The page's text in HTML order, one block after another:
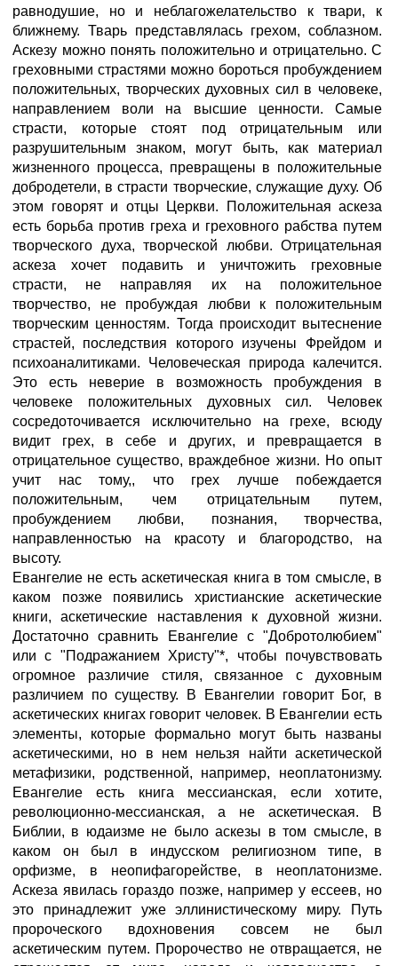
равнодушие, но и неблагожелательство к твари, к
ближнему. Тварь представлялась грехом, соблазном.
Аскезу можно понять положительно и отрицательно. С
греховными страстями можно бороться пробуждением
положительных, творческих духовных сил в человеке,
направлением воли на высшие ценности. Самые
страсти, которые стоят под отрицательным или
разрушительным знаком, могут быть, как материал
жизненного процесса, превращены в положительные
добродетели, в страсти творческие, служащие духу. Об
этом говорят и отцы Церкви. Положительная аскеза
есть борьба против греха и греховного рабства путем
творческого духа, творческой любви. Отрицательная
аскеза хочет подавить и уничтожить греховные
страсти, не направляя их на положительное
творчество, не пробуждая любви к положительным
творческим ценностям. Тогда происходит вытеснение
страстей, последствия которого изучены Фрейдом и
психоаналитиками. Человеческая природа калечится.
Это есть неверие в возможность пробуждения в
человеке положительных духовных сил. Человек
сосредоточивается исключительно на грехе, всюду
видит грех, в себе и других, и превращается в
отрицательное существо, враждебное жизни. Но опыт
учит нас тому,, что грех лучше побеждается
положительным, чем отрицательным путем,
пробуждением любви, познания, творчества,
направленностью на красоту и благородство, на
высоту.
Евангелие не есть аскетическая книга в том смысле, в
каком позже появились христианские аскетические
книги, аскетические наставления к духовной жизни.
Достаточно сравнить Евангелие с "Добротолюбием"
или с "Подражанием Христу"*, чтобы почувствовать
огромное различие стиля, связанное с духовным
различием по существу. В Евангелии говорит Бог, в
аскетических книгах говорит человек. В Евангелии есть
элементы, которые формально могут быть названы
аскетическими, но в нем нельзя найти аскетической
метафизики, родственной, например, неоплатонизму.
Евангелие есть книга мессианская, если хотите,
революционно-мессианская, а не аскетическая. В
Библии, в юдаизме не было аскезы в том смысле, в
каком он был в индусском религиозном типе, в
орфизме, в неопифагорействе, в неоплатонизме.
Аскеза явилась гораздо позже, например у ессеев, но
это принадлежит уже эллинистическому миру. Путь
пророческого вдохновения совсем не был
аскетическим путем. Пророчество не отвращается, не